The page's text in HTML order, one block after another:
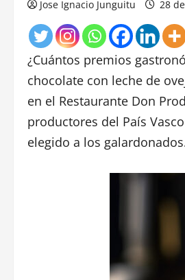
Jose Ignacio Junguitu 28
¿Cuántos premios
chocolate con leche de
en el Restaurante Don
productores del País
elegido a los